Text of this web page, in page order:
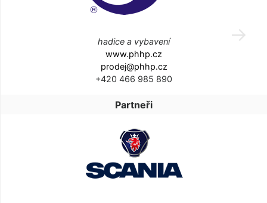
hadice a vybavení
www.phhp.cz
prodej@phhp.cz
+420 466 985 890
Partneři